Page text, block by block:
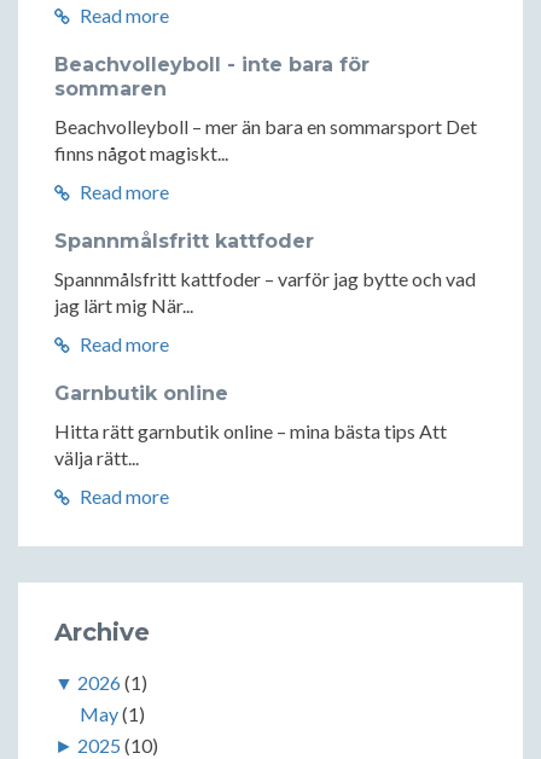
Read more
Beachvolleyboll - inte bara för
sommaren
Beachvolleyboll – mer än bara en sommarsport Det
finns något magiskt...
Read more
Spannmålsfritt kattfoder
Spannmålsfritt kattfoder – varför jag bytte och vad
jag lärt mig När...
Read more
Garnbutik online
Hitta rätt garnbutik online – mina bästa tips Att
välja rätt...
Read more
Archive
▼ 2026(1)
May(1)
► 2025 (10)